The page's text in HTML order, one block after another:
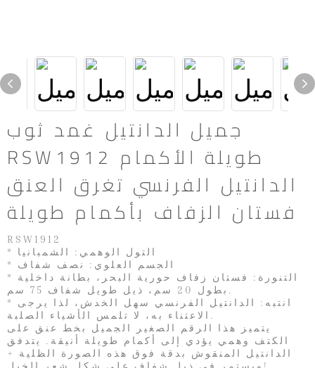
جميل الدانتيل غمد ثوب
RSW1912 طويلة الأكمام
الدانتيل الفرنسي تغرق العنق
فستان الزفاف بأكمام طويلة
RSW1912
* التول الوهمي: الشمبانيا
* الجسم العلوي: نصف شفاف
* التنورة: فستان زفاف حورية البحر، بطانة داخلية
* انتبه: الدانتيل الفرنسي سهل الخدش، لذا يرجى
يتميز هذا الرقم الصغير الجميل بخط عنق على
الكتف وهمي يؤدي إلى أكمام طويلة أنيقة. يتدفق
الدانتيل المنقوش بدقة فوق هذه الصورة الظلية +
ويستمر في ذيل شفاف على شكل شعر الخيل!